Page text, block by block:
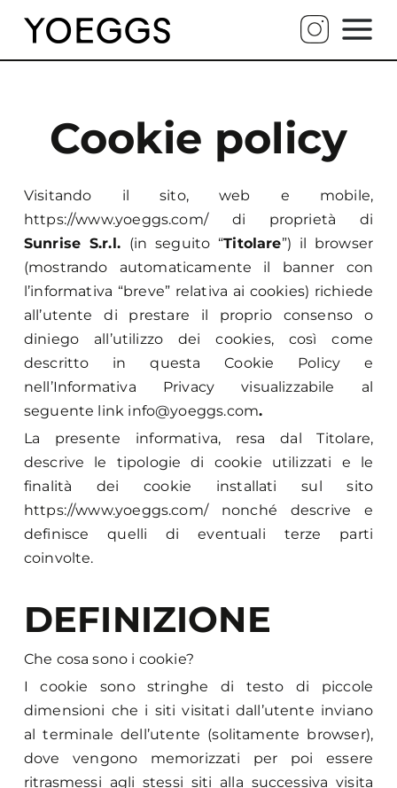
Cookie policy
Visitando il sito, web e mobile,
https://www.yoeggs.com/di proprietà di
Sunrise S.r.l. (in seguito “Titolare”) il browser
(mostrando automaticamente il banner con
l’informativa “breve” relativa ai cookies) richiede
all’utente di prestare il proprio consenso o
diniego all’utilizzo dei cookies, così come
descritto in questa Cookie Policy e
nell’Informativa Privacy visualizzabile al
seguente link info@yoeggs.com.
La presente informativa, resa dal Titolare,
descrive le tipologie di cookie utilizzati e le
finalità dei cookie installati sul sito
https://www.yoeggs.com/nonché descrive e
definisce quelli di eventuali terze parti
coinvolte.
DEFINIZIONE
Che cosa sono i cookie?
I cookie sono stringhe di testo di piccole
dimensioni che i siti visitati dall’utente inviano
al terminale dell’utente (solitamente browser),
dove vengono memorizzati per poi essere
ritrasmessi agli stessi siti alla successiva visita